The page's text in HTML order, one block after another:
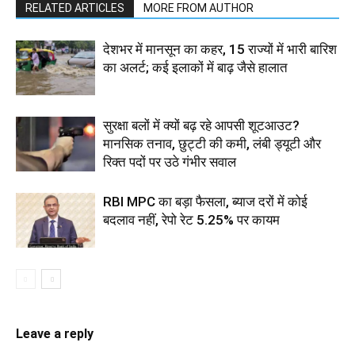
RELATED ARTICLES MORE FROM AUTHOR
देशभर में मानसून का कहर, 15 राज्यों में भारी बारिश
का अलर्ट; कई इलाकों में बाढ़ जैसे हालात
सुरक्षा बलों में क्यों बढ़ रहे आपसी शूटआउट?
मानसिक तनाव, छुट्टी की कमी, लंबी ड्यूटी और
रिक्त पदों पर उठे गंभीर सवाल
RBI MPC का बड़ा फैसला, ब्याज दरों में कोई
बदलाव नहीं, रेपो रेट 5.25% पर कायम
Leave a reply